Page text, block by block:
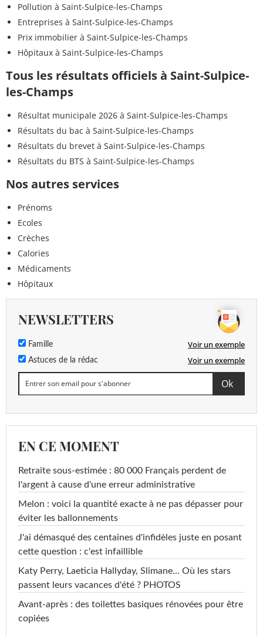
Pollution à Saint-Sulpice-les-Champs
Entreprises à Saint-Sulpice-les-Champs
Prix immobilier à Saint-Sulpice-les-Champs
Hôpitaux à Saint-Sulpice-les-Champs
Tous les résultats officiels à Saint-Sulpice-
les-Champs
Résultat municipale 2026 à Saint-Sulpice-les-Champs
Résultats du bac à Saint-Sulpice-les-Champs
Résultats du brevet à Saint-Sulpice-les-Champs
Résultats du BTS à Saint-Sulpice-les-Champs
Nos autres services
Prénoms
Ecoles
Crèches
Calories
Médicaments
Hôpitaux
NEWSLETTERS
Famille Voir un exemple
Astuces de la rédac Voir un exemple
EN CE MOMENT
Retraite sous-estimée : 80 000 Français perdent de
l'argent à cause d'une erreur administrative
Melon : voici la quantité exacte à ne pas dépasser pour
éviter les ballonnements
J'ai démasqué des centaines d'infidèles juste en posant
cette question : c'est infaillible
Katy Perry, Laeticia Hallyday, Slimane... Où les stars
passent leurs vacances d'été ? PHOTOS
Avant-après : des toilettes basiques rénovées pour être
copiées